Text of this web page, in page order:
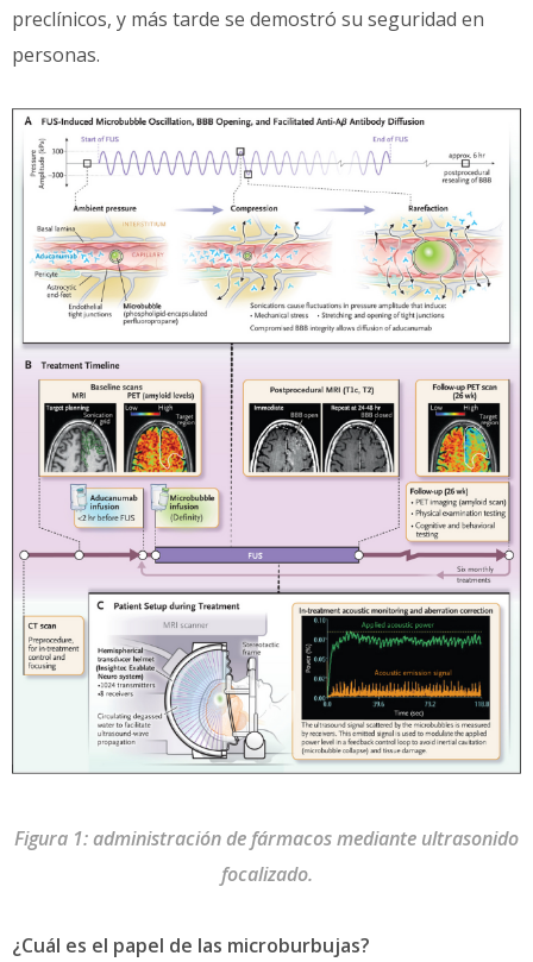
preclínicos, y más tarde se demostró su seguridad en
personas.
Figura 1: administración de fármacos mediante ultrasonido
focalizado.
¿Cuál es el papel de las microburbujas?